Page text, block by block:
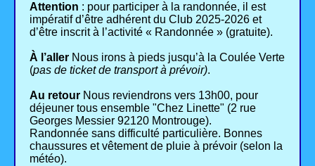
Attention : pour participer à la randonnée, il est
impératif d’être adhérent du Club 2025-2026 et
d’être inscrit à l’activité « Randonnée » (gratuite).
À l’aller Nous irons à pieds jusqu’à la Coulée Verte
(pas de ticket de transport à prévoir).
Au retour Nous reviendrons vers 13h00, pour
déjeuner tous ensemble "Chez Linette" (2 rue
Georges Messier 92120 Montrouge).
Randonnée sans difficulté particulière. Bonnes
chaussures et vêtement de pluie à prévoir (selon la
météo).